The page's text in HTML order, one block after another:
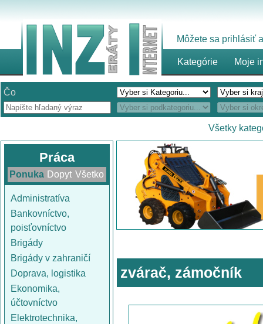
Môžete sa prihlásiť
Kategórie Moje
Čo
Všetky
Práca
Ponuka Dopyt Všetko
Administratíva
Bankovníctvo,
poisťovníctvo
Brigády
Brigády v zahraničí
Doprava, logistika
Ekonomika,
účtovníctvo
Elektrotechnika,
zvárač, zámočník